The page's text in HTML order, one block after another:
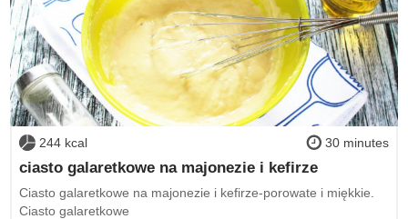
244 kcal 30 minutes
ciasto galaretkowe na majonezie i kefirze
Ciasto galaretkowe na majonezie i kefirze-porowate i miękkie.
Ciasto galaretkowe